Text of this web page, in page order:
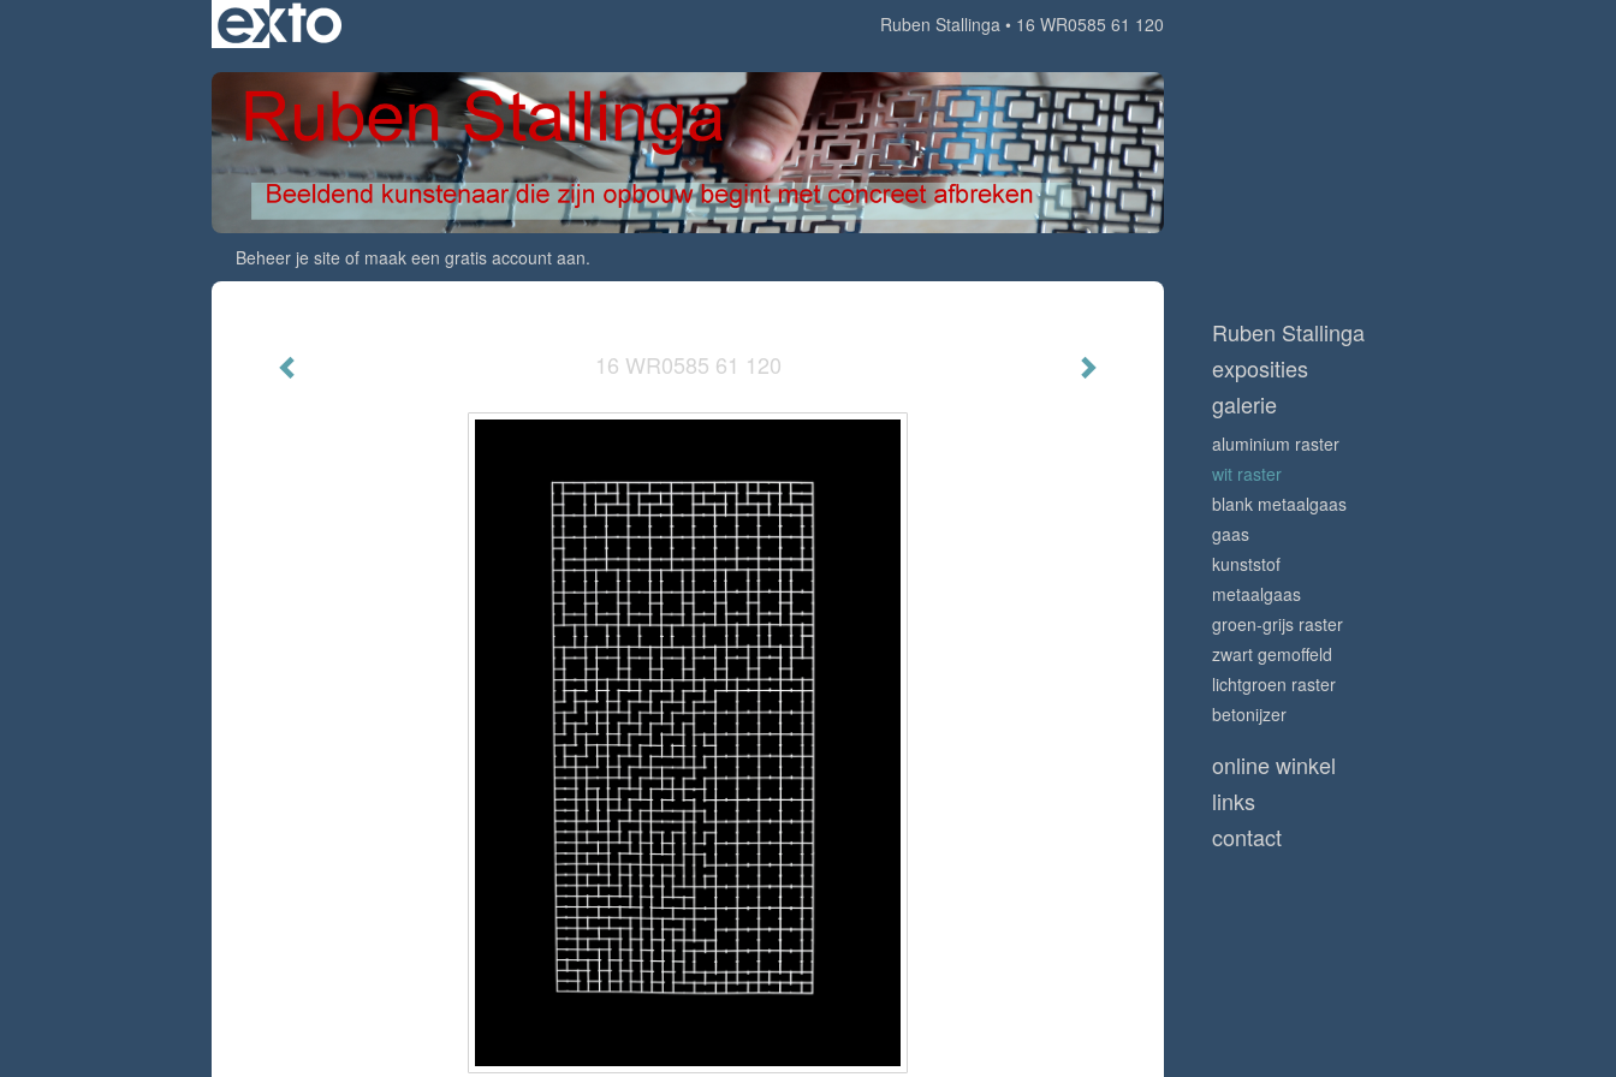
Ruben Stallinga 16 WR0585 61 120
Beheer je site of maak een gratis account aan.
16 WR0585 61 120
Ruben Stallinga
exposities
galerie
aluminium raster
wit raster
blank metaalgaas
gaas
kunststof
metaalgaas
groen-grijs raster
zwart gemoffeld
lichtgroen raster
betonijzer
online winkel
links
contact